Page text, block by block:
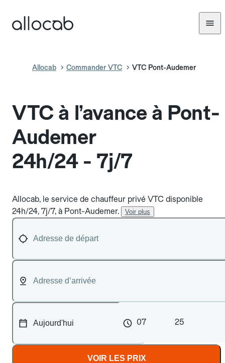
Allocab Commander VTC VTC Pont-Audemer
VTC à l’avance à Pont-
Audemer
24h/24 - 7j/7
Allocab, le service de chauffeur privé VTC disponible
24h/24, 7j/7, à Pont-Audemer.
Voir plus
07 25
VOIR LES PRIX